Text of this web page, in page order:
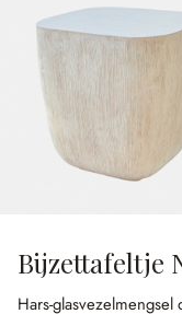
Bijzettafeltje
Hars-glasvezelmengsel